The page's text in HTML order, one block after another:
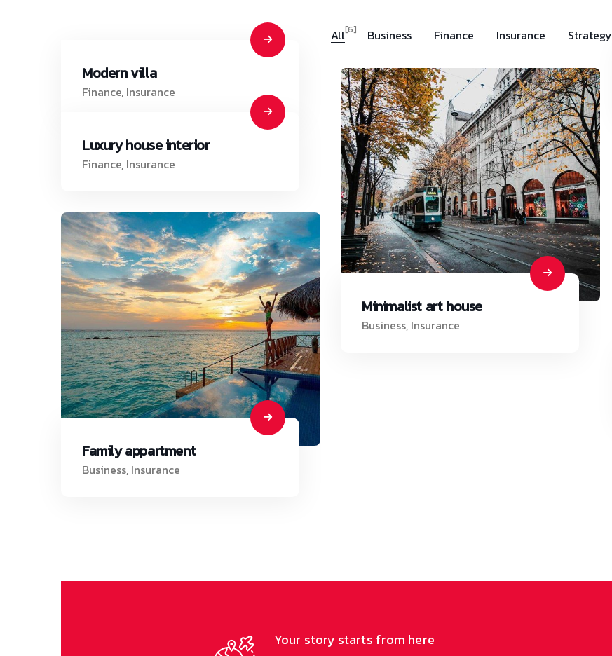
All[6] Business Finance Insurance Strategy
Modern villa
Finance, Insurance
Minimalist art house
Business, Insurance
Luxury house interior
Finance, Insurance
Family appartment
Business, Insurance
Your story starts from here